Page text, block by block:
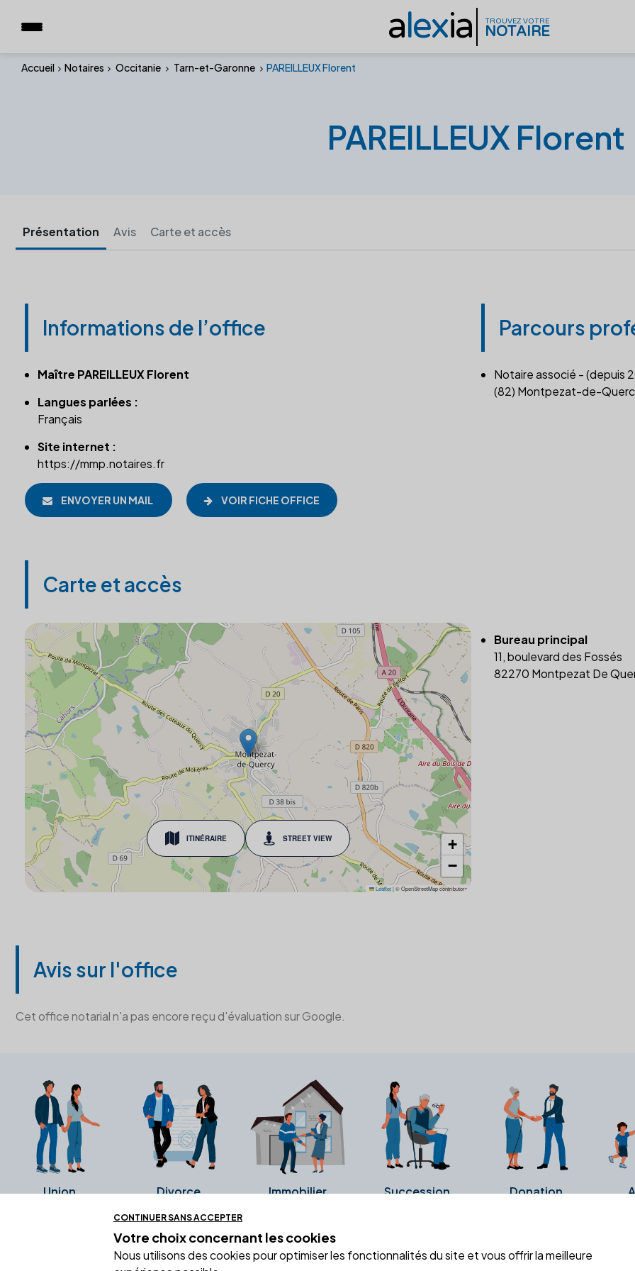
alexia TROUVEZ VOTRE
NOTAIRE
Accueil Notaires Occitanie Tarn-et-Garonne PAREILLEUX Florent
PAREILLEUX Florent
Présentation Avis Carte et accès
Informations de l’office
Maître PAREILLEUX Florent
Langues parlées :
Français
Site internet :
https://mmp.notaires.fr
ENVOYER UN MAIL VOIR FICHE OFFICE
Parcours
Notaire associé - (depuis
(82) Montpezat-de-
Carte et accès
ITINÉRAIRE STREET VIEW
+
−
Leaflet |© OpenStreetMap contributors
Bureau principal
11, boulevard des Fossés
82270 Montpezat De
Avis sur l'office
Cet office notarial n'a pas encore reçu d'évaluation sur Google.
Union Divorce Immobilier Succession Donation
Ces avis proviennent directement de la fiche Google Business de l'office notarial. Ils n'ont ni
CONTINUER SANS ACCEPTER
Votre choix concernant les cookies
Nous utilisons des cookies pour optimiser les fonctionnalités du site et vous offrir la meilleure